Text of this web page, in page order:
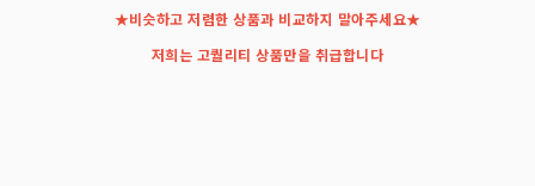
★비슷하고 저렴한 상품과 비교하지 말아주세요★
저희는 고퀄리티 상품만을 취급합니다